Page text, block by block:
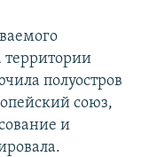
полуостров
союз,
и